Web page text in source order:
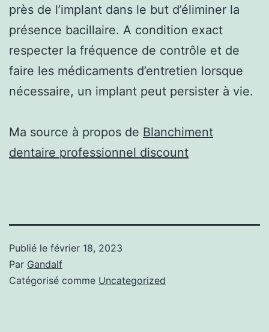
près de l’implant dans le but d’éliminer la
présence bacillaire. A condition exact
respecter la fréquence de contrôle et de
faire les médicaments d’entretien lorsque
nécessaire, un implant peut persister à vie.
Ma source à propos de Blanchiment
dentaire professionnel discount
Publié le février 18, 2023
Par Gandalf
Catégorisé comme Uncategorized